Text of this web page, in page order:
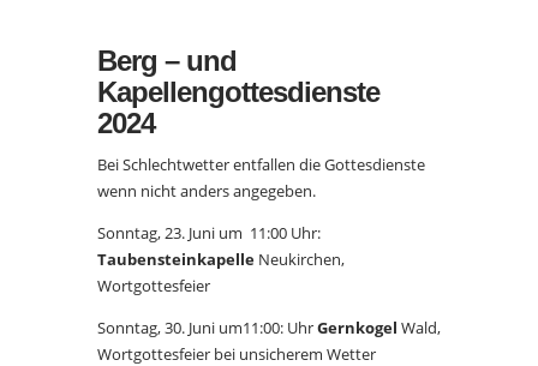
Berg – und
Kapellengottesdienste
2024
Bei Schlechtwetter entfallen die Gottesdienste
wenn nicht anders angegeben.
Sonntag, 23. Juni um 11:00 Uhr:
TaubensteinkapelleNeukirchen,
Wortgottesfeier
Sonntag, 30. Juni um11:00: UhrGernkogel Wald,
Wortgottesfeier bei unsicherem Wetter